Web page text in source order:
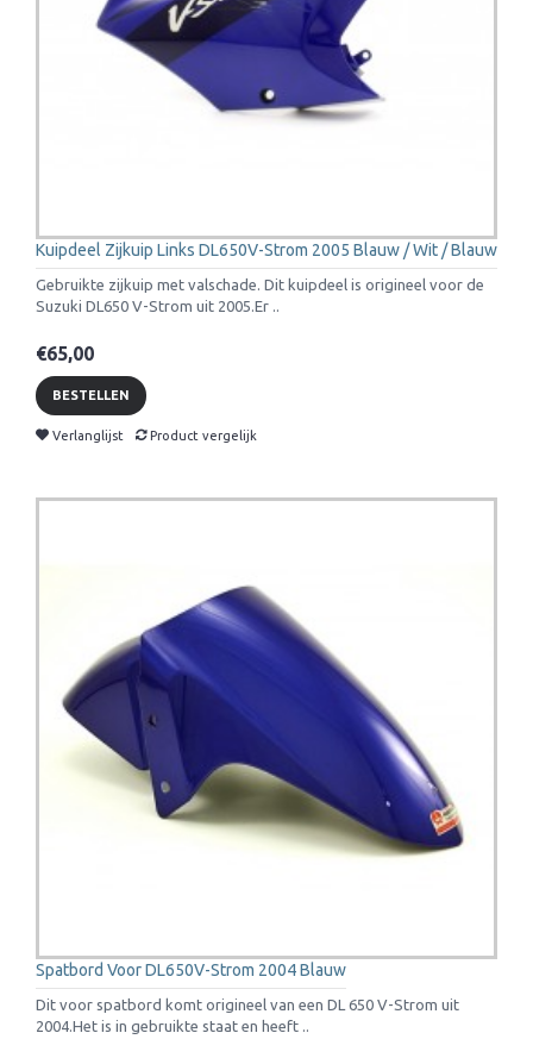
Kuipdeel Zijkuip Links DL650V-Strom 2005 Blauw / Wit / Blauw
Gebruikte zijkuip met valschade. Dit kuipdeel is origineel voor de
Suzuki DL650 V-Strom uit 2005.Er ..
€65,00
BESTELLEN
Verlanglijst Product vergelijk
Spatbord Voor DL650V-Strom 2004 Blauw
Dit voor spatbord komt origineel van een DL 650 V-Strom uit
2004.Het is in gebruikte staat en heeft ..